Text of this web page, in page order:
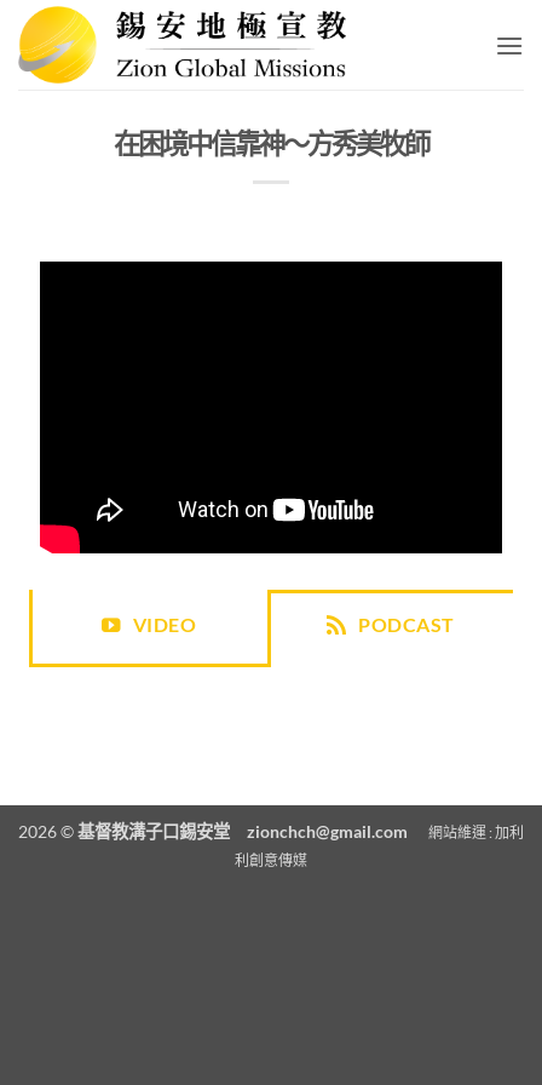
Skip
content
在困境中信靠神～方秀美牧師
VIDEO PODCAST
2026 ©基督教溝子口錫安堂 zionchch@gmail.com 網站維運 : 加利
利創意傳媒